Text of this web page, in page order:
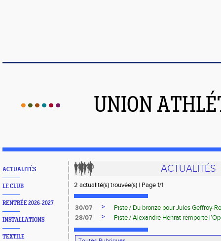
UNION
ACTUALITÉS
LE CLUB
RENTRÉE 2026-2027
INSTALLATIONS
TEXTILE
ACTUALITÉS
2 actualité(s) trouvée(s) | Page 1/1
30/07 >
Piste / Du bronze pour Jules Geffroy-
28/07
> Piste / Alexandre Henrat remporte